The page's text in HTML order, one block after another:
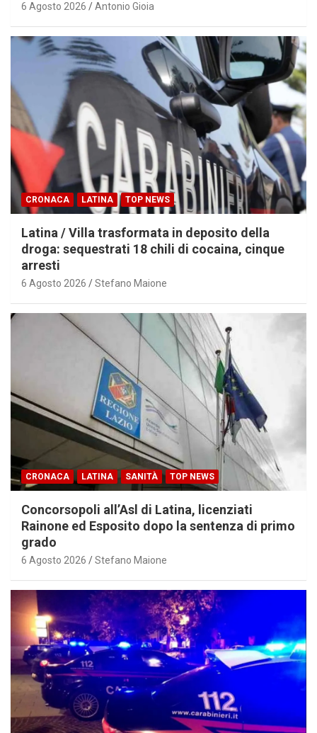
6 Agosto 2026 Antonio Gioia
CRONACA LATINA TOP NEWS
Latina / Villa trasformata in deposito della
droga: sequestrati 18 chili di cocaina, cinque
arresti
6 Agosto 2026 Stefano Maione
CRONACA LATINA SANITÀ TOP NEWS
Concorsopoli all’Asl di Latina, licenziati
Rainone ed Esposito dopo la sentenza di primo
grado
6 Agosto 2026 Stefano Maione